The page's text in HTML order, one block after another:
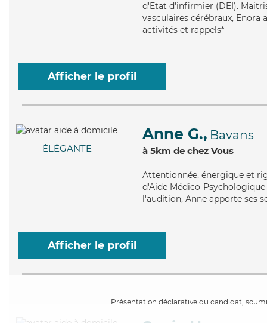
d'Etat d'infirmier (DEI).
vasculaires cérébraux, Enora
activités et rappels*
Afficher le profil
ÉLÉGANTE
Anne G., Bavans
à 5km de chez Vous
Attentionnée, énergique et
d'Aide Médico-
l'audition, Anne apporte ses
Afficher le profil
Présentation déclarative du candidat,